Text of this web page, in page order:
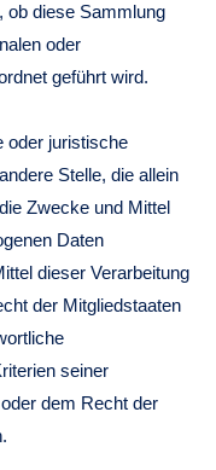
ob diese Sammlung
oder
geführt wird.
oder juristische
Stelle, die allein
Zwecke und Mittel
Daten
dieser Verarbeitung
der Mitgliedstaaten
seiner
dem Recht der